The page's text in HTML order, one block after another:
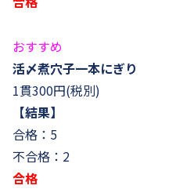
おすすめ
活〆煮穴子一本にぎり
1貫300円(税別)
【結果】
合格：5
不合格：2
合格